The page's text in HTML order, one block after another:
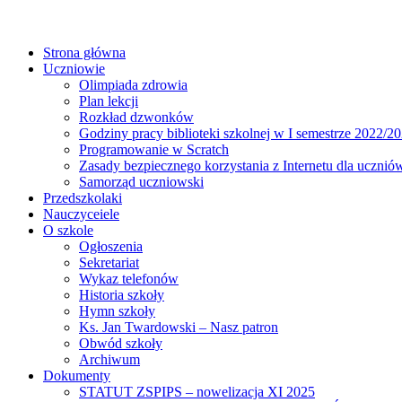
Strona główna
Uczniowie
Olimpiada zdrowia
Plan lekcji
Rozkład dzwonków
Godziny pracy biblioteki szkolnej w I semestrze 2022/
Programowanie w Scratch
Zasady bezpiecznego korzystania z Internetu dla
Samorząd uczniowski
Przedszkolaki
Nauczyceiele
O szkole
Ogłoszenia
Sekretariat
Wykaz telefonów
Historia szkoły
Hymn szkoły
Ks. Jan Twardowski – Nasz patron
Obwód szkoły
Archiwum
Dokumenty
STATUT ZSPIPS – nowelizacja XI 2025